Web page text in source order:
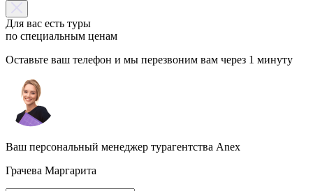
Для вас есть туры
по специальным ценам
Оставьте ваш телефон и мы перезвоним вам через 1 минуту
Ваш персональный менеджер турагентства Anex
Грачева Маргарита